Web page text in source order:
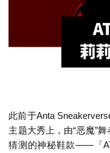
此前于Anta
主题大秀上，由“恶魔”
猜测的神秘鞋款——「